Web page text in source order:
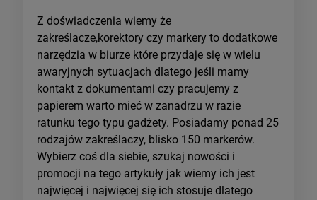
Z doświadczenia wiemy że
zakreślacze,korektory czy markery to dodatkowe
narzędzia w biurze które przydaje się w wielu
awaryjnych sytuacjach dlatego jeśli mamy
kontakt z dokumentami czy pracujemy z
papierem warto mieć w zanadrzu w razie
ratunku tego typu gadżety. Posiadamy ponad 25
rodzajów zakreślaczy, blisko 150 markerów.
Wybierz coś dla siebie, szukaj nowości i
promocji na tego artykuły jak wiemy ich jest
najwięcej i najwięcej się ich stosuje dlatego